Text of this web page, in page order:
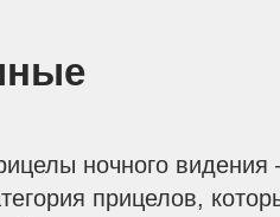
ночного видения
прицелов,